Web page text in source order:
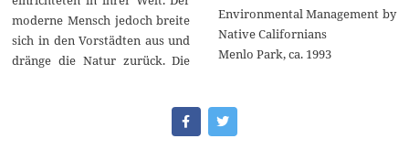
moderne Mensch jedoch breite
sich in den Vorstädten aus und
dränge die Natur zurück. Die
Environmental Management by
Native Californians
Menlo Park, ca. 1993